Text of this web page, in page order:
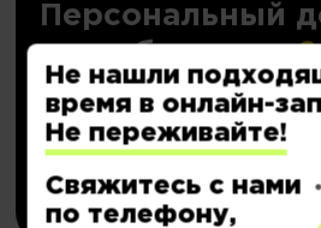
Персональный
с кешбэком до
Подробнее..
Купить
Не нашли
время в онлайн-
Не переживайте!
Свяжитесь с нами
по телефону,